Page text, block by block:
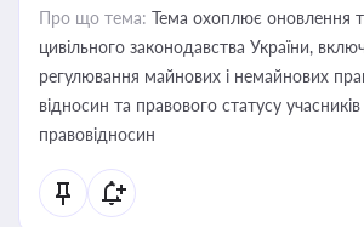
Про що тема: Тема охоплює оновлення
цивільного законодавства України,
регулювання майнових і немайнових
відносин та правового статусу
правовідносин